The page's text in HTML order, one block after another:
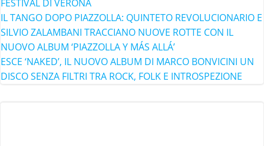
FESTIVAL DI VERONA
IL TANGO DOPO PIAZZOLLA: QUINTETO REVOLUCIONARIO E
SILVIO ZALAMBANI TRACCIANO NUOVE ROTTE CON IL
NUOVO ALBUM ‘PIAZZOLLA Y MÁS ALLÁ’
ESCE ‘NAKED’, IL NUOVO ALBUM DI MARCO BONVICINI UN
DISCO SENZA FILTRI TRA ROCK, FOLK E INTROSPEZIONE